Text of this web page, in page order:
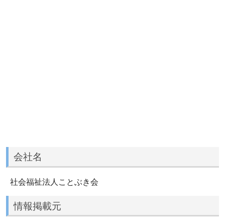
会社名
社会福祉法人ことぶき会
情報掲載元